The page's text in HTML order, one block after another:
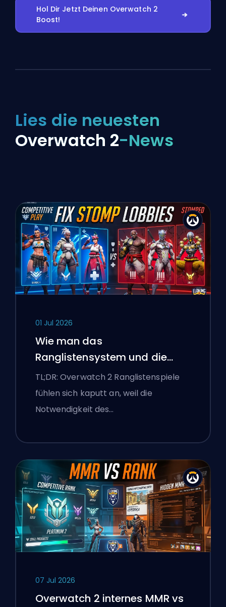
Hol Dir Jetzt Deinen Overwatch 2
Boost!
Lies die neuesten
Overwatch 2-News
01 Jul 2026
Wie man das
Ranglistensystem und die
überlegenen Lobbys von
Overwatch 2 repariert
TL;DR: Overwatch 2 Ranglistenspiele
fühlen sich kaputt an, weil die
Notwendigkeit des…
07 Jul 2026
Overwatch 2 internes MMR vs